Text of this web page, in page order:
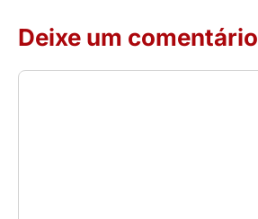
Deixe um comentário
Comentário